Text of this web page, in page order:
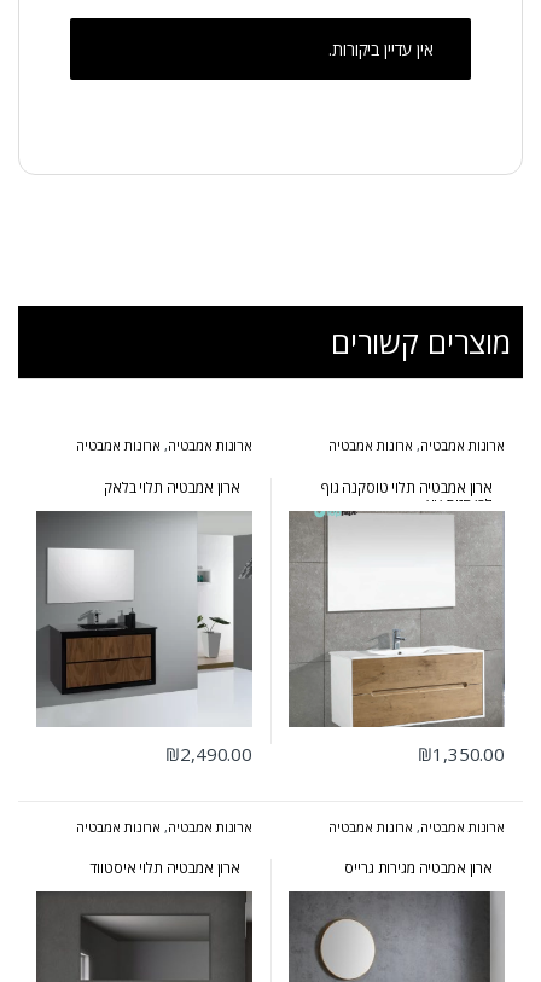
אין עדיין ביקורות.
מוצרים קשורים
ארונות אמבטיה, ארונות אמבטיה
ארון אמבטיה תלוי טוסקנה גוף
לבן חזית עץ
₪1,350.00
ארונות אמבטיה, ארונות אמבטיה
ארון אמבטיה תלוי בלאק
₪2,490.00
ארונות אמבטיה, ארונות אמבטיה
ארון אמבטיה מגירות גרייס
ארונות אמבטיה, ארונות אמבטיה
ארון אמבטיה תלוי איסטווד